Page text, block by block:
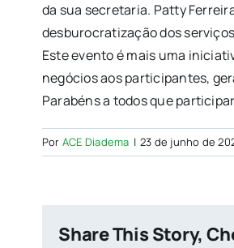
da sua secretaria. Patty
desburocratização dos
Este evento é mais uma
negócios aos participantes,
Parabéns a todos que
Por ACE Diadema | 23 de junho de
Share This Story,